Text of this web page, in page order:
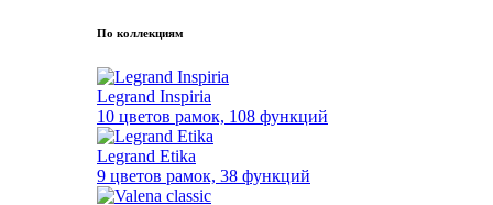
По коллекциям
Legrand Inspiria
10 цветов рамок, 108 функций
Legrand Etika
9 цветов рамок, 38 функций